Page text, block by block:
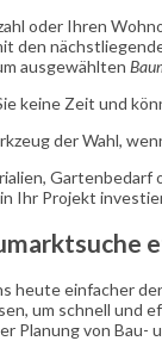
oder Ihren
den
ausgewählten
keine Zeit und
der Wahl,
Ihr Projekt
heute einfacher
um schnell und
Planung von